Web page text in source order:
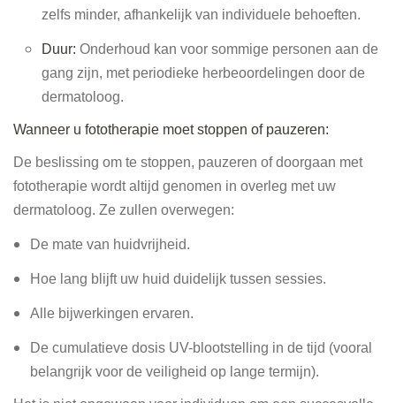
zelfs minder, afhankelijk van individuele behoeften.
Duur: Onderhoud kan voor sommige personen aan de
gang zijn, met periodieke herbeoordelingen door de
dermatoloog.
Wanneer u fototherapie moet stoppen of pauzeren:
De beslissing om te stoppen, pauzeren of doorgaan met
fototherapie wordt altijd genomen in overleg met uw
dermatoloog. Ze zullen overwegen:
De mate van huidvrijheid.
Hoe lang blijft uw huid duidelijk tussen sessies.
Alle bijwerkingen ervaren.
De cumulatieve dosis UV-blootstelling in de tijd (vooral
belangrijk voor de veiligheid op lange termijn).